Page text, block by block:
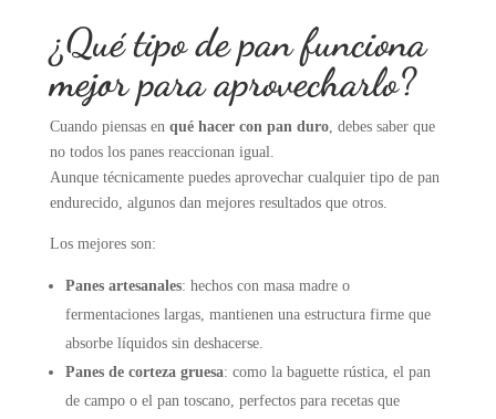
¿Qué tipo de pan funciona
mejor para aprovecharlo?
Cuando piensas en qué hacer con pan duro, debes saber que
no todos los panes reaccionan igual.
Aunque técnicamente puedes aprovechar cualquier tipo de pan
endurecido, algunos dan mejores resultados que otros.
Los mejores son:
Panes artesanales: hechos con masa madre o
fermentaciones largas, mantienen una estructura firme que
absorbe líquidos sin deshacerse.
Panes de corteza gruesa: como la baguette rústica, el pan
de campo o el pan toscano, perfectos para recetas que